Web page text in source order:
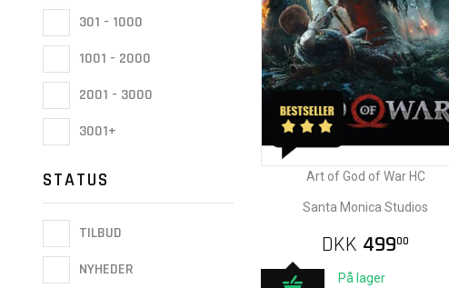
301 - 1000
1001 - 2000
2001 - 3000
3001+
STATUS
TILBUD
NYHEDER
Art of God of War HC
Santa Monica Studios
DKK 49900
På lager